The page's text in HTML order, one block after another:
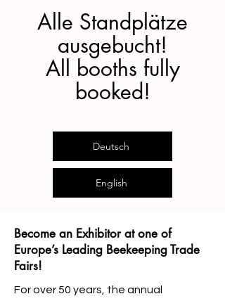
Alle Standplätze
ausgebucht!
All booths fully
booked!
Deutsch
English
Become an Exhibitor at one of
Europe’s Leading Beekeeping Trade
Fairs!
For over 50 years, the annual